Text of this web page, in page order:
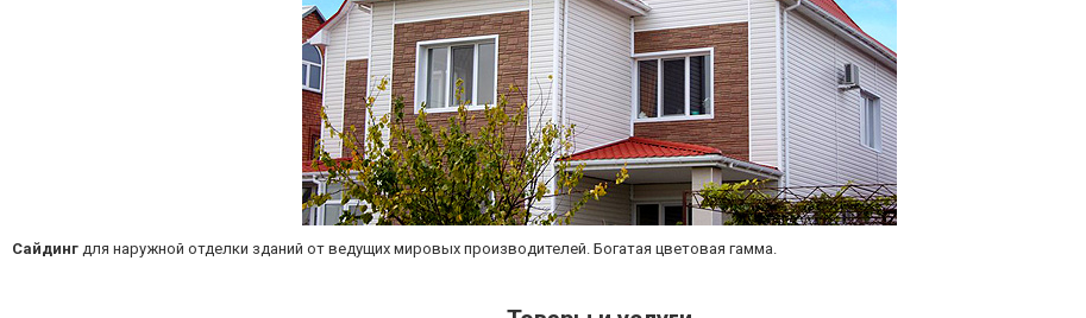
Сайдинг для наружной отделки зданий от ведущих мировых производителей. Богатая цветовая гамма.